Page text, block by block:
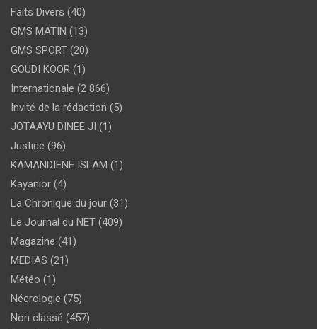
Faits Divers (40)
GMS MATIN (13)
GMS SPORT (20)
GOUDI KOOR (1)
Internationale (2 866)
Invité de la rédaction (5)
JOTAAYU DINEE JI (1)
Justice (96)
KAMANDIENE ISLAM (1)
Kayanior (4)
La Chronique du jour (31)
Le Journal du NET (409)
Magazine (41)
MEDIAS (21)
Météo (1)
Nécrologie (75)
Non classé (457)